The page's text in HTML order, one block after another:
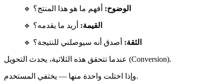
🔹 الوضوح: أفهم ما هو هذا المنتج؟
🔹 القيمة: أريد ما يقدمه؟
🔹 الثقة: أصدق أنه سيوصلني للنتيجة؟
عندما تتحقق هذه الثلاثية، يحدث التحويل (Conversion).
وإذا اختلت واحدة منها — يختفي المستخدم.